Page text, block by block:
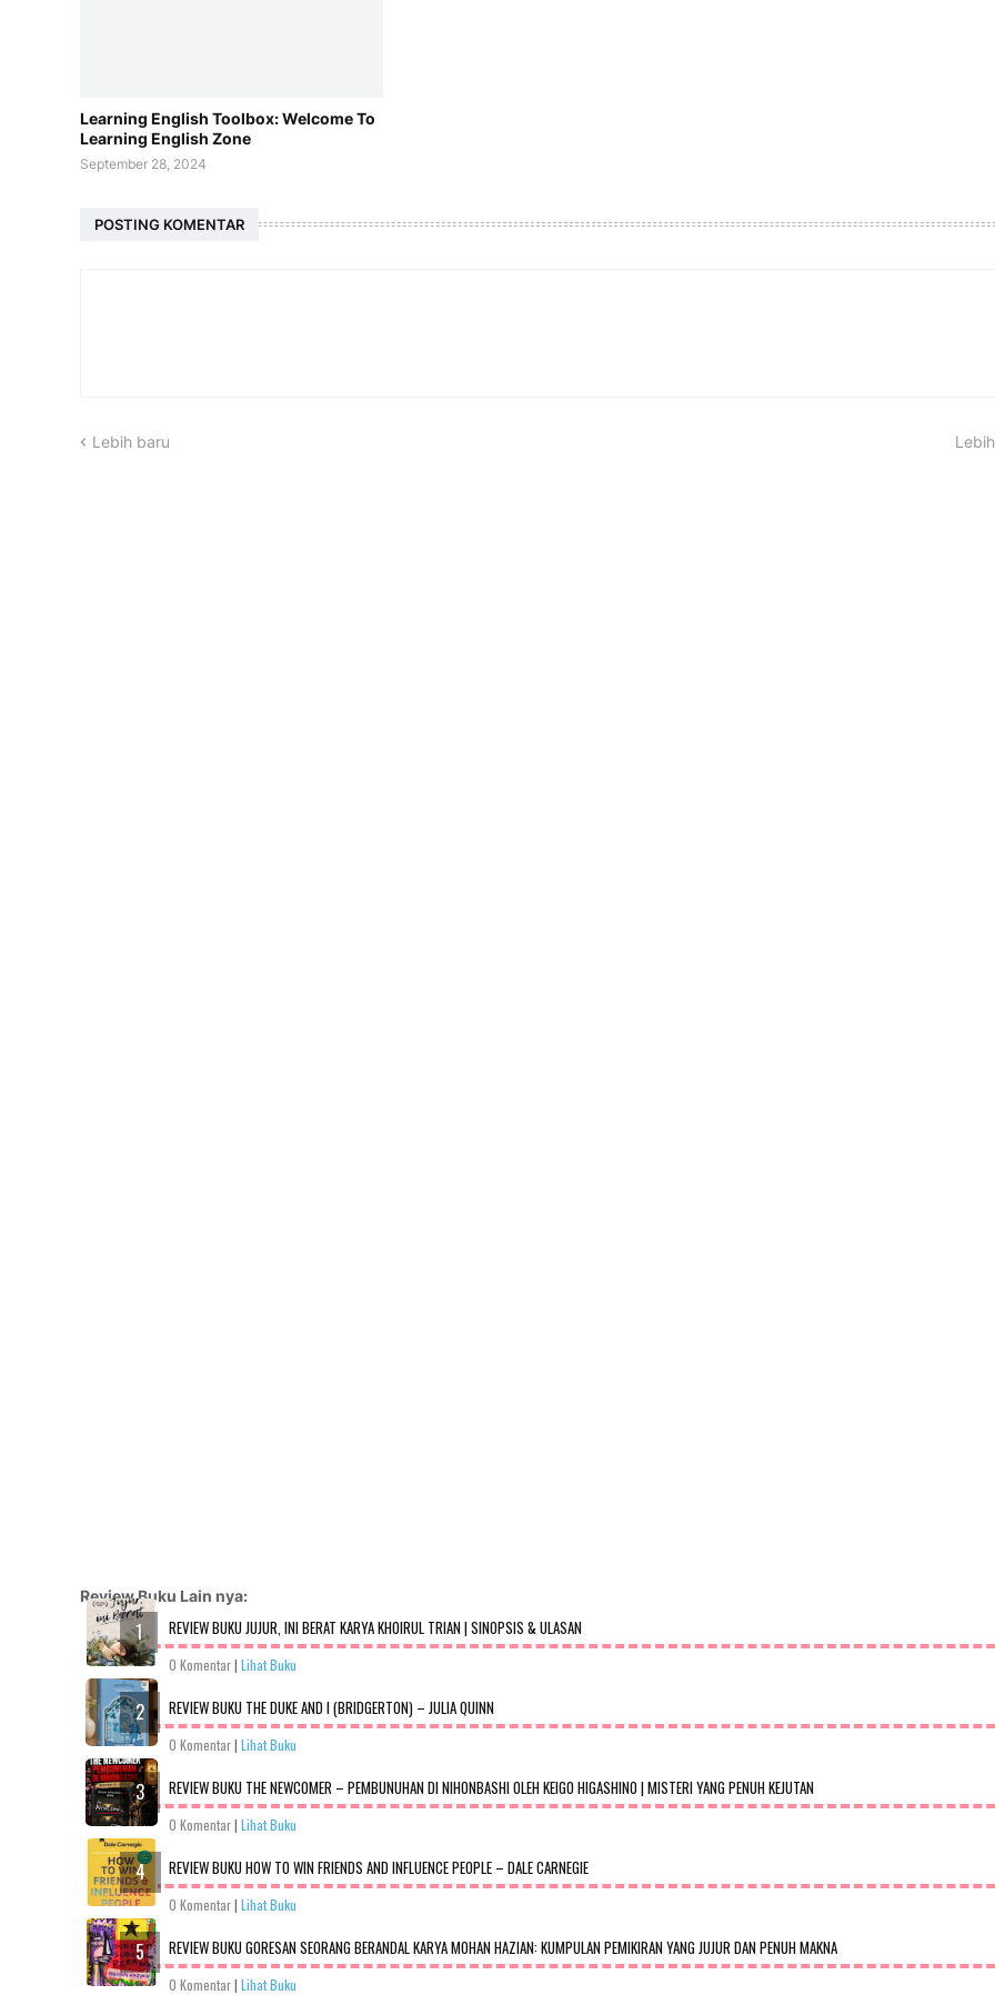
Learning English Toolbox: Welcome To
Learning English Zone
September 28, 2024
POSTING KOMENTAR
Lebih baru
Review Buku Lain nya:
REVIEW BUKU JUJUR, INI BERAT KARYA KHOIRUL TRIAN | SINOPSIS & ULASAN
0 Komentar| Lihat Buku
REVIEW BUKU THE DUKE AND I (BRIDGERTON) – JULIA QUINN
0 Komentar| Lihat Buku
REVIEW BUKU THE NEWCOMER – PEMBUNUHAN DI NIHONBASHI OLEH KEIGO HIGASHINO | MISTERI YANG PENUH KEJUTAN
0 Komentar| Lihat Buku
REVIEW BUKU HOW TO WIN FRIENDS AND INFLUENCE PEOPLE – DALE CARNEGIE
0 Komentar| Lihat Buku
REVIEW BUKU GORESAN SEORANG BERANDAL KARYA MOHAN HAZIAN: KUMPULAN PEMIKIRAN YANG JUJUR DAN PENUH MAKNA
0 Komentar| Lihat Buku